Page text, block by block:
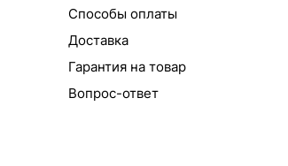
Способы оплаты
Доставка
Гарантия на товар
Вопрос-ответ